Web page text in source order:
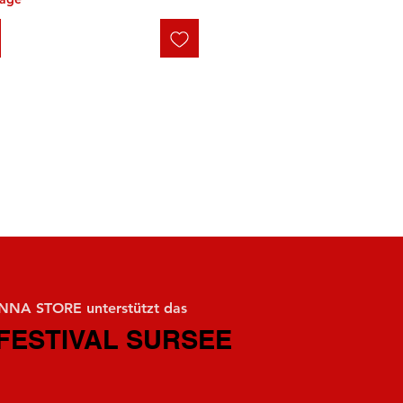
STORE unterstützt das
SURSEE
SURSEE